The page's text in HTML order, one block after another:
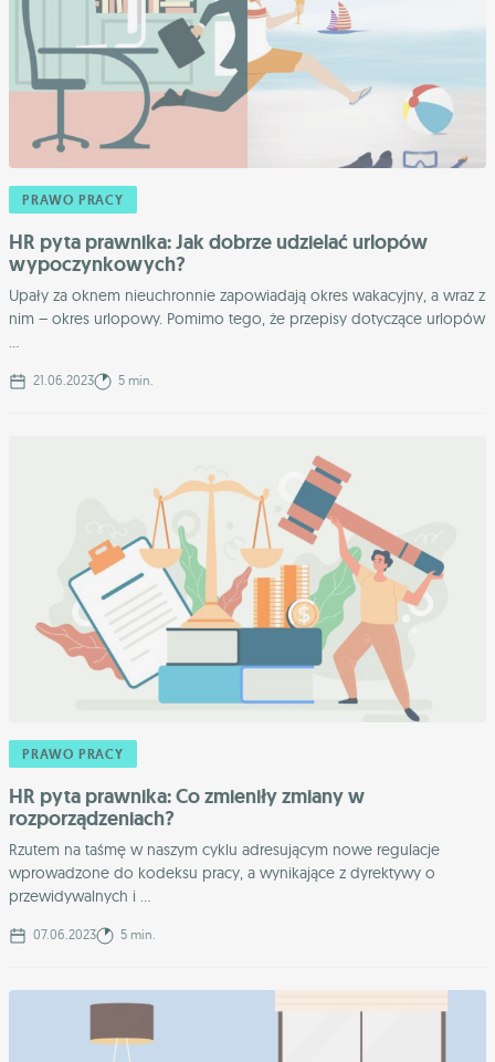
PRAWO PRACY
HR pyta prawnika: Jak dobrze udzielać urlopów
wypoczynkowych?
Upały za oknem nieuchronnie zapowiadają okres wakacyjny, a wraz z
nim – okres urlopowy. Pomimo tego, że przepisy dotyczące urlopów
...
21.06.2023 5 min.
PRAWO PRACY
HR pyta prawnika: Co zmieniły zmiany w
rozporządzeniach?
Rzutem na taśmę w naszym cyklu adresującym nowe regulacje
wprowadzone do kodeksu pracy, a wynikające z dyrektywy o
przewidywalnych i ...
07.06.2023 5 min.